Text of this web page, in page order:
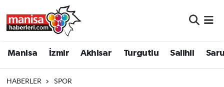
Manisa İzmir Akhisar Turgutlu Salihli
HABERLER SPOR
Manisa Nöbetçi Eczaneler